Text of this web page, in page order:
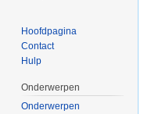
Hoofdpagina
Contact
Hulp
Onderwerpen
Onderwerpen